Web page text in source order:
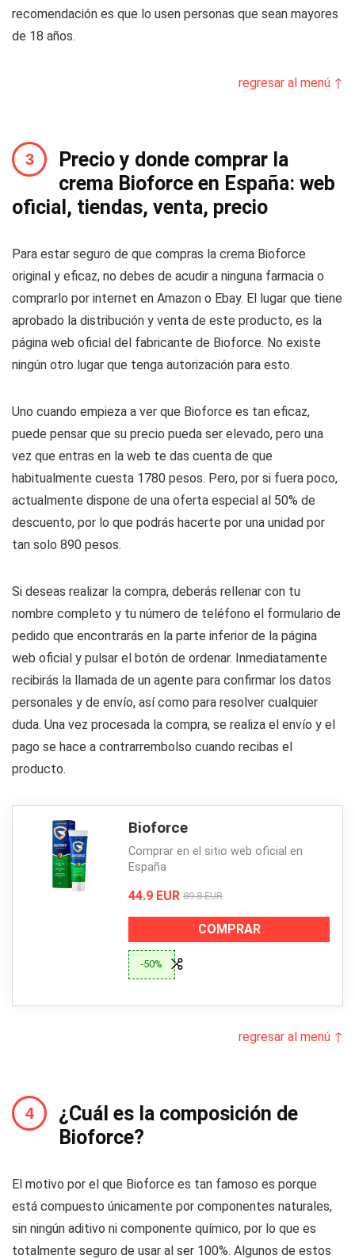
recomendación es que lo usen personas que sean mayores
de 18 años.
regresar al menú ↑
Precio y donde comprar la
crema Bioforce en España: web
oficial, tiendas, venta, precio
Para estar seguro de que compras la crema Bioforce
original y eficaz, no debes de acudir a ninguna farmacia o
comprarlo por internet en Amazon o Ebay. El lugar que tiene
aprobado la distribución y venta de este producto, es la
página web oficial del fabricante de Bioforce. No existe
ningún otro lugar que tenga autorización para esto.
Uno cuando empieza a ver que Bioforce es tan eficaz,
puede pensar que su precio pueda ser elevado, pero una
vez que entras en la web te das cuenta de que
habitualmente cuesta 1780 pesos. Pero, por si fuera poco,
actualmente dispone de una oferta especial al 50% de
descuento, por lo que podrás hacerte por una unidad por
tan solo 890 pesos.
Si deseas realizar la compra, deberás rellenar con tu
nombre completo y tu número de teléfono el formulario de
pedido que encontrarás en la parte inferior de la página
web oficial y pulsar el botón de ordenar. Inmediatamente
recibirás la llamada de un agente para confirmar los datos
personales y de envío, así como para resolver cualquier
duda. Una vez procesada la compra, se realiza el envío y el
pago se hace a contrarrembolso cuando recibas el
producto.
Bioforce
Comprar en el sitio web oficial en
España
44.9 EUR 89.8 EUR
COMPRAR
-50%
regresar al menú ↑
¿Cuál es la composición de
Bioforce?
El motivo por el que Bioforce es tan famoso es porque
está compuesto únicamente por componentes naturales,
sin ningún aditivo ni componente químico, por lo que es
totalmente seguro de usar al ser 100%. Algunos de estos